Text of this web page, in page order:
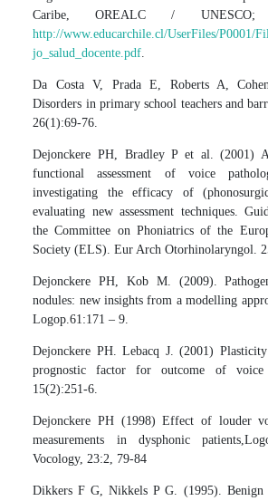
Caribe, OREALC / UNESCO;
http://www.educarchile.cl/UserFiles/P0001/
jo_salud_docente.pdf
Da Costa V, Prada E, Roberts A,
Disorders in primary school teachers and
26(1):69-76.
Dejonckere PH, Bradley P et al. (2001)
functional assessment of voice
investigating the efficacy of
evaluating new assessment techniques.
the Committee on Phoniatrics of the
Society (ELS). Eur Arch Otorhinolaryngol.
Dejonckere PH, Kob M. (2009).
nodules: new insights from a modelling
Logop.61:171 – 9.
Dejonckere PH. Lebacq J. (2001)
prognostic factor for outcome of voice
15(2):251-6.
Dejonckere PH (1998) Effect of louder
measurements in dysphonic
Vocology, 23:2, 79-84
Dikkers F G, Nikkels P G. (1995). Benign